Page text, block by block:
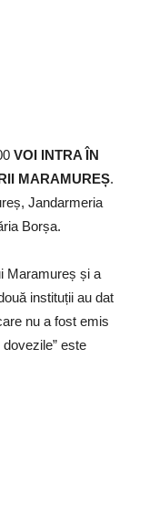
VOI INTRA ÎN
MARAMUREȘ.
Jandarmeria
Borșa.
Maramureș și a
instituții au dat
nu a fost emis
este